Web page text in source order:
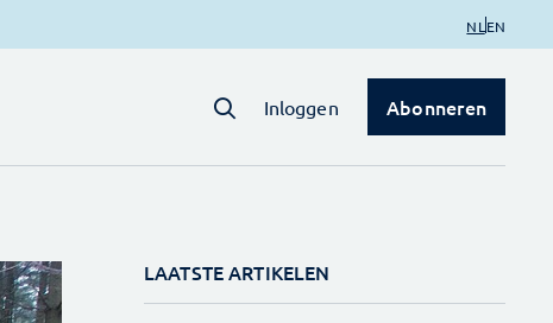
NL EN
Inloggen Abonneren
LAATSTE ARTIKELEN